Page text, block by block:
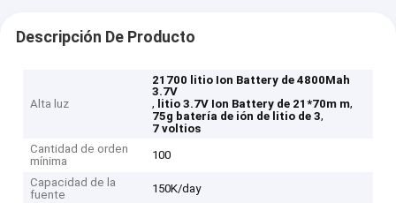
Descripción De Producto
Alta luz
21700 litio Ion Battery de 4800Mah
3.7V
, litio 3.7V Ion Battery de 21*70m m,
75g batería de ión de litio de 3,
7 voltios
Cantidad de orden
mínima
100
Capacidad de la
fuente
150K/day